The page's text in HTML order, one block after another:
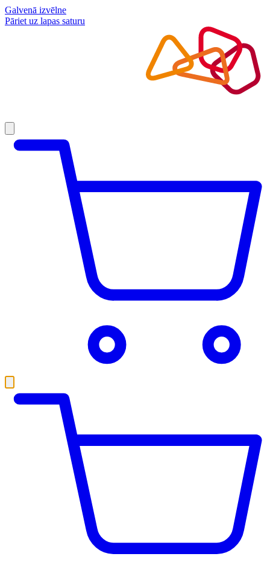
Galvenā izvēlne
Pāriet uz lapas saturu